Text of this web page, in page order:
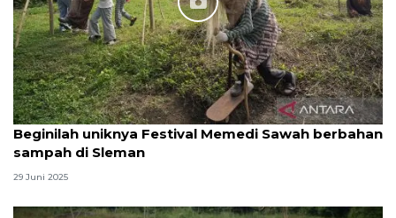
Beginilah uniknya Festival Memedi Sawah berbahan
sampah di Sleman
29 Juni 2025